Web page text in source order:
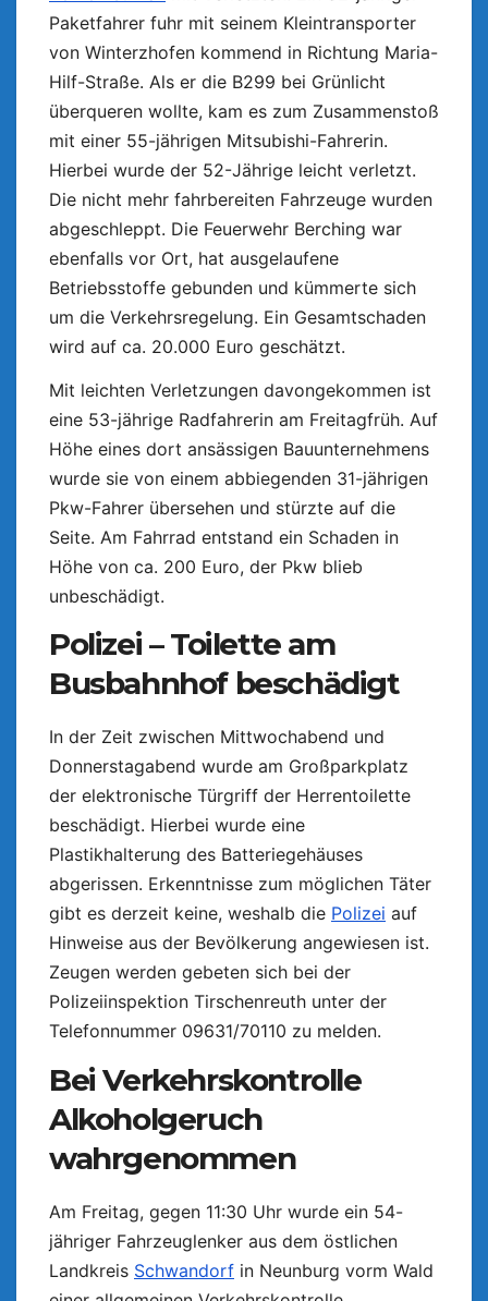
Paketfahrer fuhr mit seinem Kleintransporter
von Winterzhofen kommend in Richtung Maria-
Hilf-Straße. Als er die B299 bei Grünlicht
überqueren wollte, kam es zum Zusammenstoß
mit einer 55-jährigen Mitsubishi-Fahrerin.
Hierbei wurde der 52-Jährige leicht verletzt.
Die nicht mehr fahrbereiten Fahrzeuge wurden
abgeschleppt. Die Feuerwehr Berching war
ebenfalls vor Ort, hat ausgelaufene
Betriebsstoffe gebunden und kümmerte sich
um die Verkehrsregelung. Ein Gesamtschaden
wird auf ca. 20.000 Euro geschätzt.
Mit leichten Verletzungen davongekommen ist
eine 53-jährige Radfahrerin am Freitagfrüh. Auf
Höhe eines dort ansässigen Bauunternehmens
wurde sie von einem abbiegenden 31-jährigen
Pkw-Fahrer übersehen und stürzte auf die
Seite. Am Fahrrad entstand ein Schaden in
Höhe von ca. 200 Euro, der Pkw blieb
unbeschädigt.
Polizei – Toilette am
Busbahnhof beschädigt
In der Zeit zwischen Mittwochabend und
Donnerstagabend wurde am Großparkplatz
der elektronische Türgriff der Herrentoilette
beschädigt. Hierbei wurde eine
Plastikhalterung des Batteriegehäuses
abgerissen. Erkenntnisse zum möglichen Täter
gibt es derzeit keine, weshalb die Polizei auf
Hinweise aus der Bevölkerung angewiesen ist.
Zeugen werden gebeten sich bei der
Polizeiinspektion Tirschenreuth unter der
Telefonnummer 09631/70110 zu melden.
Bei Verkehrskontrolle
Alkoholgeruch
wahrgenommen
Am Freitag, gegen 11:30 Uhr wurde ein 54-
jähriger Fahrzeuglenker aus dem östlichen
Landkreis Schwandorf in Neunburg vorm Wald